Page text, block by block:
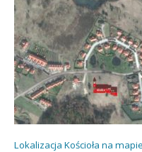
Lokalizacja Kościoła na